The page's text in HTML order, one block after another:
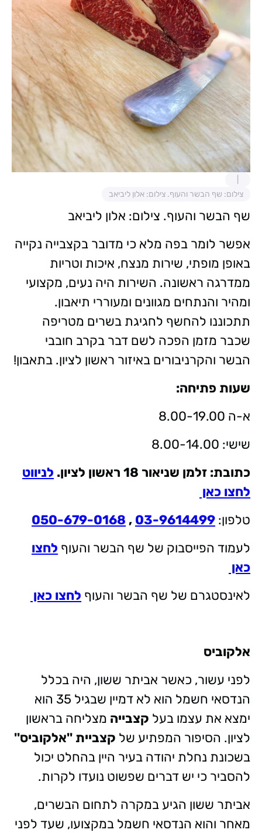
צילום: שף הבשר והעוף. צילום: אלון ליביאב
שף הבשר והעוף. צילום: אלון ליביאב
אפשר לומר בפה מלא כי מדובר בקצבייה נקייה
באופן מופתי, שירות מנצח, איכות וטריות
ממדרגה ראשונה. השירות היה נעים, מקצועי
ומהיר והנתחים מגוונים ומעוררי תיאבון.
תתכוננו להחשף לחגיגת בשרים מטריפה
שכבר מזמן הפכה לשם דבר בקרב חובבי
הבשר והקרניבורים באיזור ראשון לציון. בתאבון!
שעות פתיחה:
א-ה 8.00-19.00
שישי: 8.00-14.00
כתובת: זלמן שניאור 18 ראשון לציון.
לניווט
לחצו כאן
טלפון: 03-9614499
,
050-679-0168
לעמוד הפייסבוק של שף הבשר והעוף לחצו
כאן
לאינסטגרם של שף הבשר והעוף לחצו כאן
אלקוביס
לפני עשור, כאשר אביתר ששון, היה בכלל
הנדסאי חשמל הוא לא דמיין שבגיל 35 הוא
ימצא את עצמו בעל קצבייה מצליחה בראשון
לציון. הסיפור המפתיע של קצביית ''אלקוביס''
בשכונת נחלת יהודה בעיר היין בהחלט יכול
להסביר כי יש דברים שפשוט נועדו לקרות.
אביתר ששון הגיע במקרה לתחום הבשרים,
מאחר והוא הנדסאי חשמל במקצועו, שעד לפני